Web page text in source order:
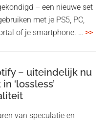
– een nieuwe set
met je PS5, PC,
of je smartphone. … >>
– uiteindelijk nu
‘lossless’
van speculatie en